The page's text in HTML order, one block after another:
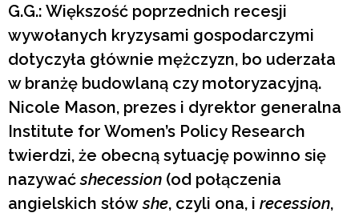
G.G.: Większość poprzednich recesji
wywołanych kryzysami gospodarczymi
dotyczyła głównie mężczyzn, bo uderzała
w branżę budowlaną czy motoryzacyjną.
Nicole Mason, prezes i dyrektor generalna
Institute for Women’s Policy Research
twierdzi, że obecną sytuację powinno się
nazywaćshecession (od połączenia
angielskich słówshe, czyli ona, i recession,